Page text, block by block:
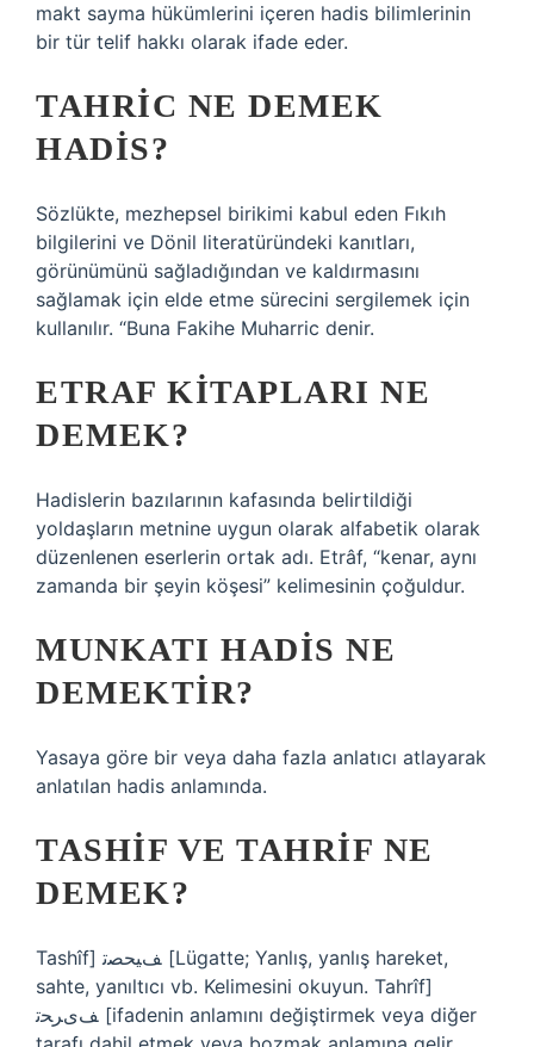
makt sayma hükümlerini içeren hadis bilimlerinin
bir tür telif hakkı olarak ifade eder.
TAHRIC NE DEMEK
HADIS?
Sözlükte, mezhepsel birikimi kabul eden Fıkıh
bilgilerini ve Dönil literatüründeki kanıtları,
görünümünü sağladığından ve kaldırmasını
sağlamak için elde etme sürecini sergilemek için
kullanılır. “Buna Fakihe Muharric denir.
ETRAF KITAPLARI NE
DEMEK?
Hadislerin bazılarının kafasında belirtildiği
yoldaşların metnine uygun olarak alfabetik olarak
düzenlenen eserlerin ortak adı. Etrâf, “kenar, aynı
zamanda bir şeyin köşesi” kelimesinin çoğuldur.
MUNKATI HADIS NE
DEMEKTIR?
Yasaya göre bir veya daha fazla anlatıcı atlayarak
anlatılan hadis anlamında.
TASHIF VE TAHRIF NE
DEMEK?
Tashîf] ﻒﻴﺤﺼﺗ [Lügatte; Yanlış, yanlış hareket,
sahte, yanıltıcı vb. Kelimesini okuyun. Tahrîf]
ﻒیﺮﺤﺗ [ifadenin anlamını değiştirmek veya diğer